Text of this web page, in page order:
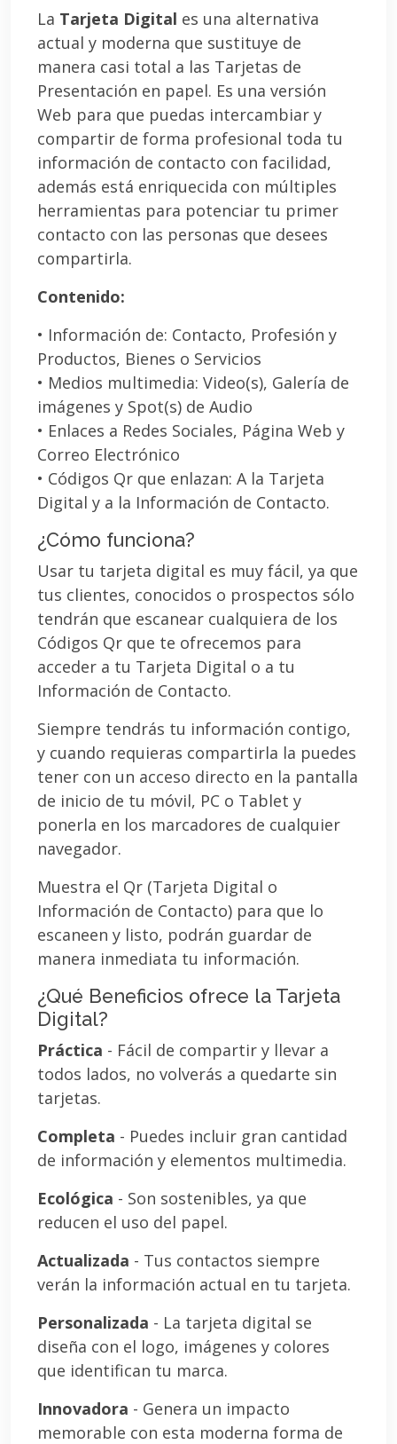
La Tarjeta Digital es una alternativa
actual y moderna que sustituye de
manera casi total a las Tarjetas de
Presentación en papel. Es una versión
Web para que puedas intercambiar y
compartir de forma profesional toda tu
información de contacto con facilidad,
además está enriquecida con múltiples
herramientas para potenciar tu primer
contacto con las personas que desees
compartirla.
Contenido:
• Información de: Contacto, Profesión y
Productos, Bienes o Servicios
• Medios multimedia: Video(s), Galería de
imágenes y Spot(s) de Audio
• Enlaces a Redes Sociales, Página Web y
Correo Electrónico
• Códigos Qr que enlazan: A la Tarjeta
Digital y a la Información de Contacto.
¿Cómo funciona?
Usar tu tarjeta digital es muy fácil, ya que
tus clientes, conocidos o prospectos sólo
tendrán que escanear cualquiera de los
Códigos Qr que te ofrecemos para
acceder a tu Tarjeta Digital o a tu
Información de Contacto.
Siempre tendrás tu información contigo,
y cuando requieras compartirla la puedes
tener con un acceso directo en la pantalla
de inicio de tu móvil, PC o Tablet y
ponerla en los marcadores de cualquier
navegador.
Muestra el Qr (Tarjeta Digital o
Información de Contacto) para que lo
escaneen y listo, podrán guardar de
manera inmediata tu información.
¿Qué Beneficios ofrece la Tarjeta
Digital?
Práctica - Fácil de compartir y llevar a
todos lados, no volverás a quedarte sin
tarjetas.
Completa - Puedes incluir gran cantidad
de información y elementos multimedia.
Ecológica - Son sostenibles, ya que
reducen el uso del papel.
Actualizada - Tus contactos siempre
verán la información actual en tu tarjeta.
Personalizada - La tarjeta digital se
diseña con el logo, imágenes y colores
que identifican tu marca.
Innovadora - Genera un impacto
memorable con esta moderna forma de